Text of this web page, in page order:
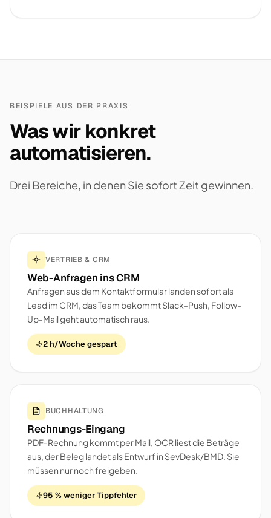
BEISPIELE AUS DER PRAXIS
Was wir konkret
automatisieren.
Drei Bereiche, in denen Sie sofort Zeit gewinnen.
VERTRIEB & CRM
Web-Anfragen ins CRM
Anfragen aus dem Kontaktformular landen sofort als
Lead im CRM, das Team bekommt Slack-Push, Follow-
Up-Mail geht automatisch raus.
2 h/Woche gespart
BUCHHALTUNG
Rechnungs-Eingang
PDF-Rechnung kommt per Mail, OCR liest die Beträge
aus, der Beleg landet als Entwurf in SevDesk/BMD. Sie
müssen nur noch freigeben.
95 % weniger Tippfehler